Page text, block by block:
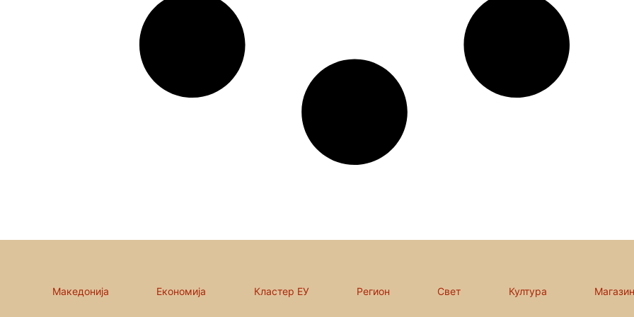
Македонија Економија Кластер ЕУ Регион Свет Култура Магазин